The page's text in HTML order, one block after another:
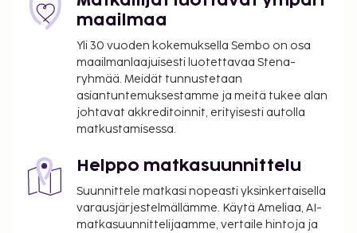
arkipäivisin klo 7.00–11.00.
Maksu mannermaisesta aamiaisesta: noin 4
USD per henkilö
Myöhäisestä saapumisesta veloitetaan 1.5 %:n
suuruinen lisämaksu huonehinnasta (jos saavut
klo 22.00–6.30)
takuumaksut eivät välttämättä sisällä veroja, ja ne
saattavat muuttua.
Tämä majoituspaikka ei salli lemmikkejä ja
avustajaeläimiä.
maailmaa
Yli 30 vuoden kokemuksella Sembo on osa
maailmanlaajuisesti luotettavaa Stena-
ryhmää. Meidät tunnustetaan
asiantuntemuksestamme ja meitä tukee alan
johtavat akkreditoinnit, erityisesti autolla
matkustamisessa.
Helppo matkasuunnittelu
Suunnittele matkasi nopeasti yksinkertaisella
varausjärjestelmällämme. Käytä Ameliaa, AI-
matkasuunnittelijaamme, vertaile hintoja ja